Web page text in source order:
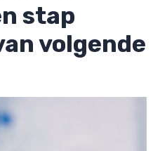
stap
volgende